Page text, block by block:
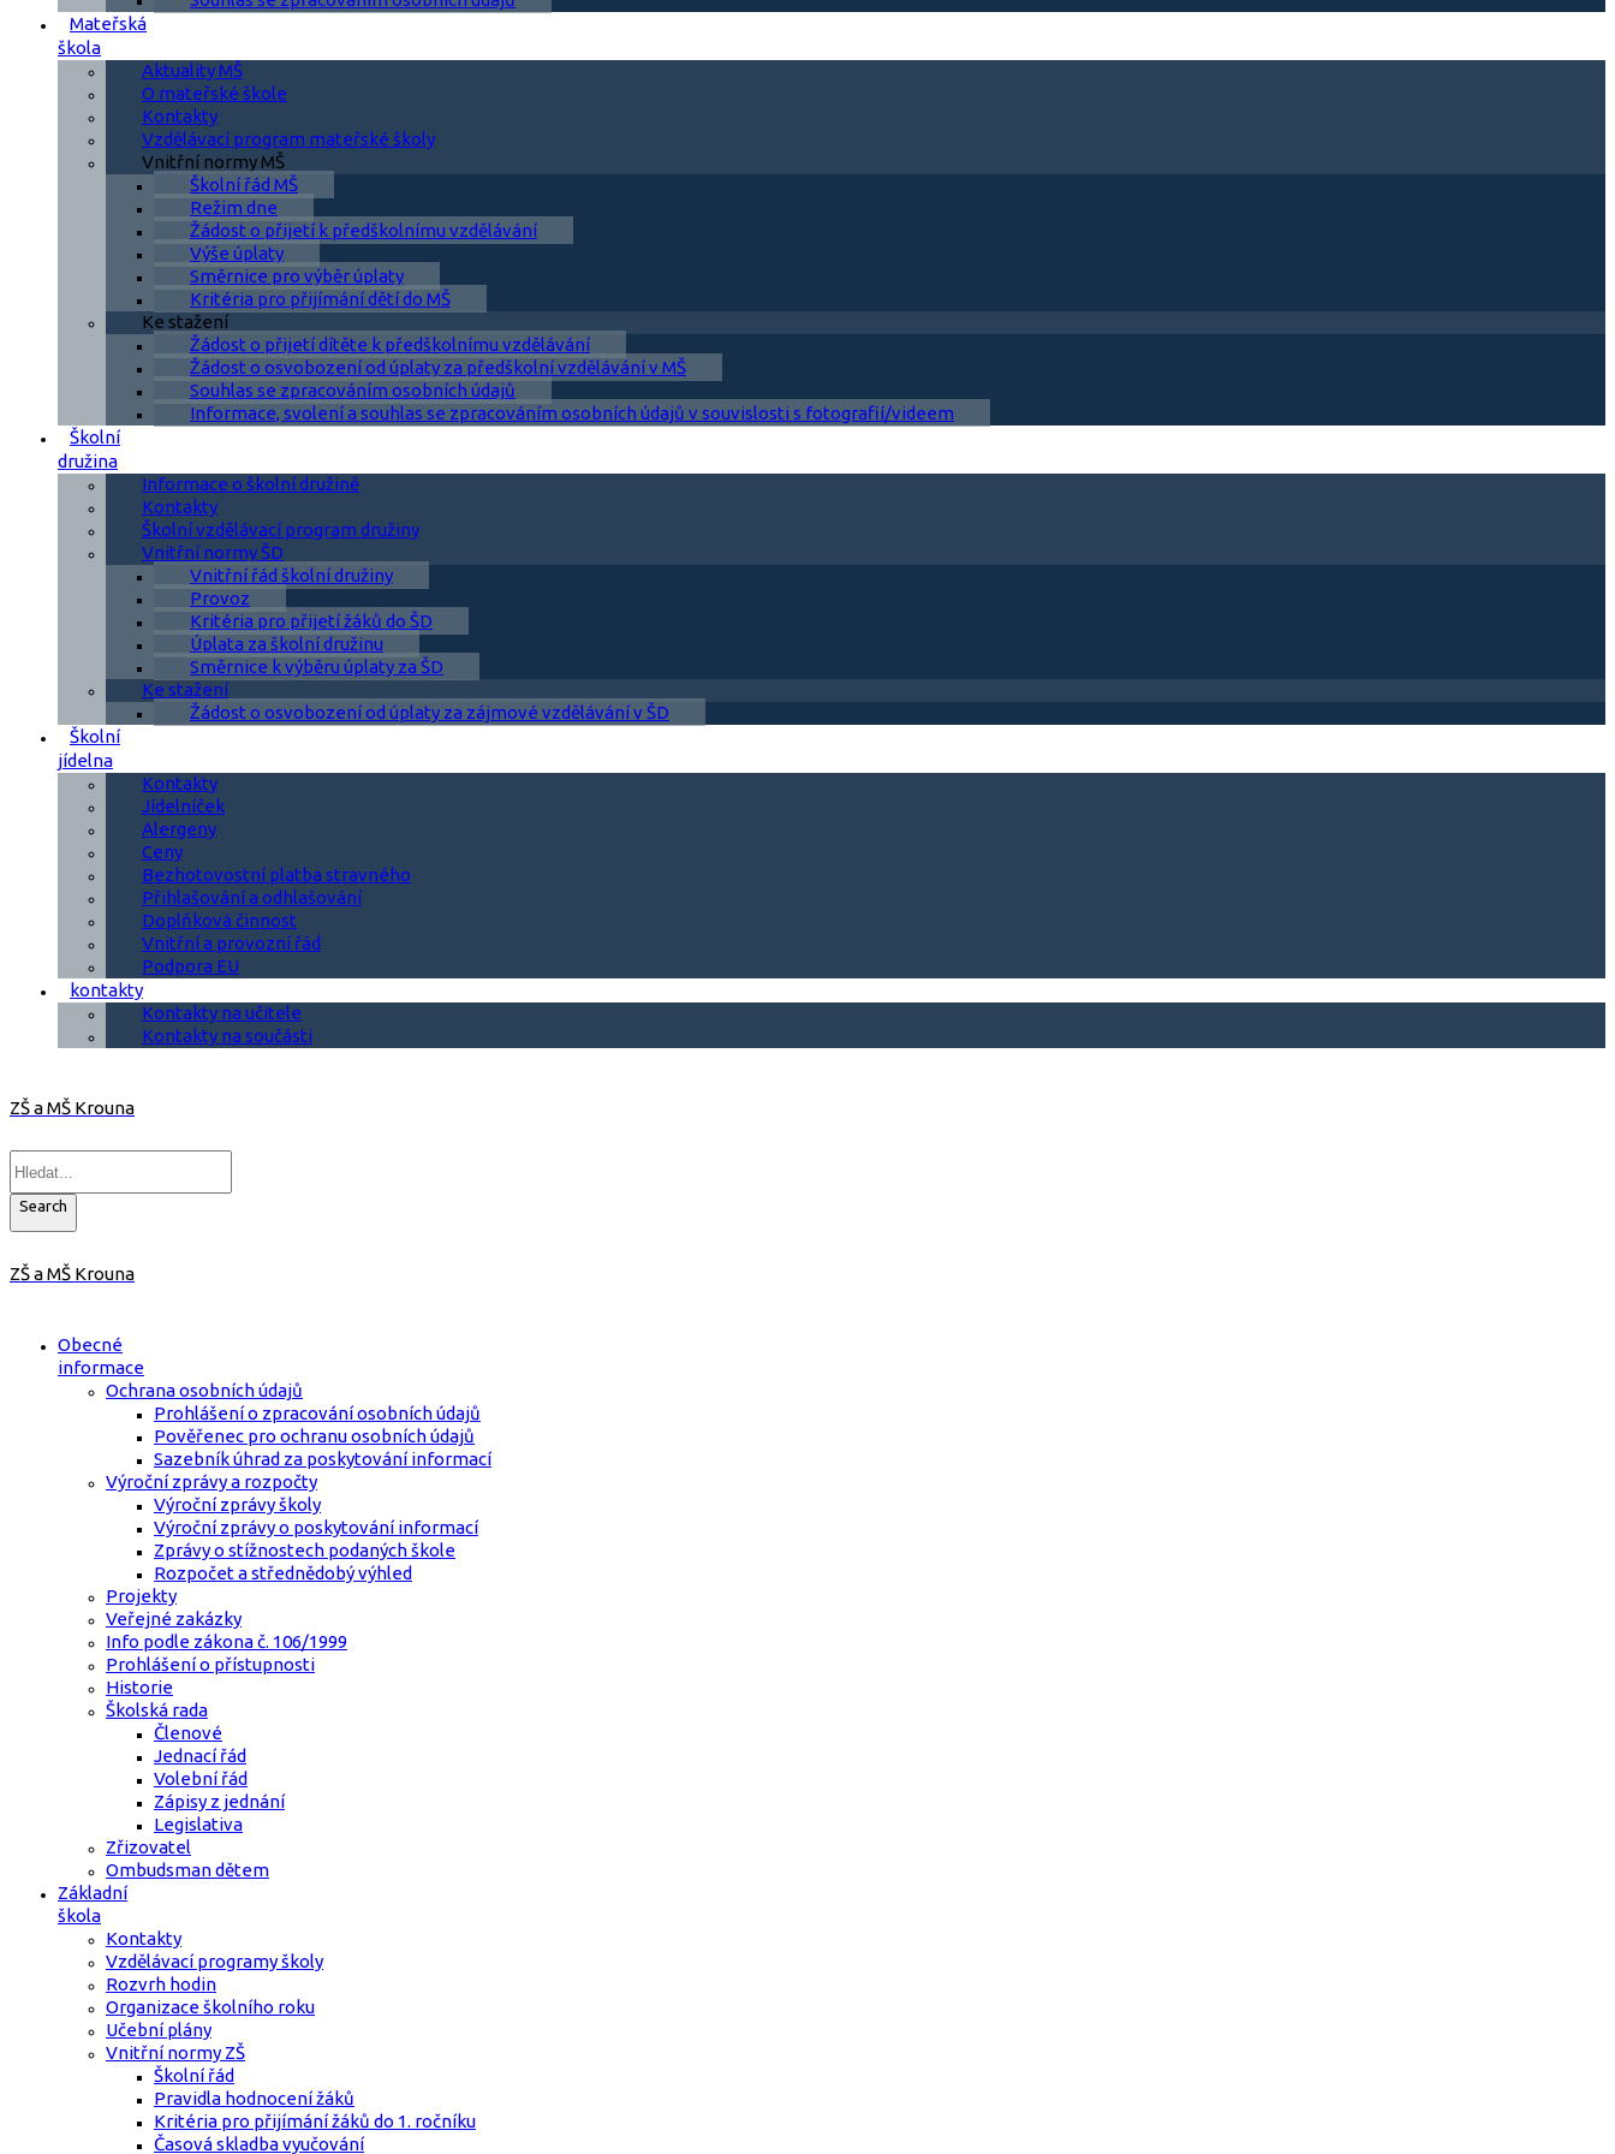
Mateřská
škola
Aktuality MŠ
O mateřské škole
Kontakty
Vzdělávací program mateřské školy
Vnitřní normy MŠ
Školní řád MŠ
Režim dne
Žádost o přijetí k předškolnímu vzdělávání
Výše úplaty
Směrnice pro výběr úplaty
Kritéria pro přijímání dětí do MŠ
Ke stažení
Žádost o přijetí dítěte k předškolnímu vzdělávání
Žádost o osvobození od úplaty za předškolní vzdělávání v MŠ
Souhlas se zpracováním osobních údajů
Informace, svolení a souhlas se zpracováním osobních údajů v souvislosti s fotografií/videem
Školní
družina
Informace o školní družině
Kontakty
Školní vzdělávací program družiny
Vnitřní normy ŠD
Vnitřní řád školní družiny
Provoz
Kritéria pro přijetí žáků do ŠD
Úplata za školní družinu
Směrnice k výběru úplaty za ŠD
Ke stažení
Žádost o osvobození od úplaty za zájmové vzdělávání v ŠD
Školní
jídelna
Kontakty
Jídelníček
Alergeny
Ceny
Bezhotovostní platba stravného
Přihlašování a odhlašování
Doplňková činnost
Vnitřní a provozní řád
Podpora EU
kontakty
Kontakty na učitele
Kontakty na součásti
ZŠ a MŠ Krouna
Search
ZŠ a MŠ Krouna
Obecné
informace
Ochrana osobních údajů
Prohlášení o zpracování osobních údajů
Pověřenec pro ochranu osobních údajů
Sazebník úhrad za poskytování informací
Výroční zprávy a rozpočty
Výroční zprávy školy
Výroční zprávy o poskytování informací
Zprávy o stížnostech podaných škole
Rozpočet a střednědobý výhled
Projekty
Veřejné zakázky
Info podle zákona č. 106/1999
Prohlášení o přístupnosti
Historie
Školská rada
Členové
Jednací řád
Volební řád
Zápisy z jednání
Legislativa
Zřizovatel
Ombudsman dětem
Základní
škola
Kontakty
Vzdělávací programy školy
Rozvrh hodin
Organizace školního roku
Učební plány
Vnitřní normy ZŠ
Školní řád
Pravidla hodnocení žáků
Kritéria pro přijímání žáků do 1. ročníku
Časová skladba vyučování